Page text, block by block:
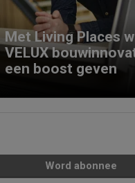
Met Living Places
VELUX
een boost geven
Word abonnee